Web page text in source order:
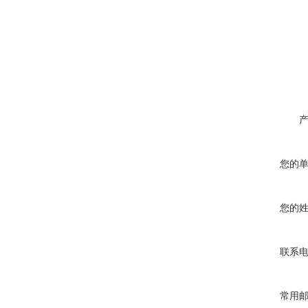
您的
您的
联系
常用